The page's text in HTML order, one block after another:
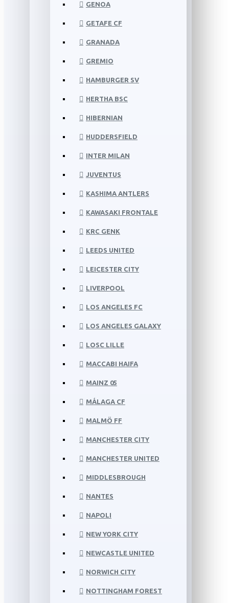
GENOA
GETAFE CF
GRANADA
GREMIO
HAMBURGER SV
HERTHA BSC
HIBERNIAN
HUDDERSFIELD
INTER MILAN
JUVENTUS
KASHIMA ANTLERS
KAWASAKI FRONTALE
KRC GENK
LEEDS UNITED
LEICESTER CITY
LIVERPOOL
LOS ANGELES FC
LOS ANGELES GALAXY
LOSC LILLE
MACCABI HAIFA
MAINZ 05
MÁLAGA CF
MALMÖ FF
MANCHESTER CITY
MANCHESTER UNITED
MIDDLESBROUGH
NANTES
NAPOLI
NEW YORK CITY
NEWCASTLE UNITED
NORWICH CITY
NOTTINGHAM FOREST